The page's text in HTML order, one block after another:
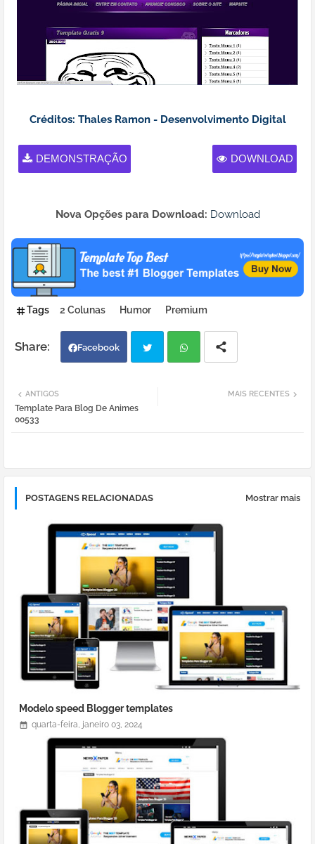
Créditos: Thales Ramon - Desenvolvimento Digital
DOWNLOAD
DEMONSTRAÇÃO
Nova Opções para Download: Download
Tags 2 Colunas Humor Premium
Facebook
MAIS RECENTES
ANTIGOS
Template Para Blog De Animes
00533
POSTAGENS RELACIONADAS Mostrar mais
Modelo speed Blogger templates
quarta-feira, janeiro 03, 2024